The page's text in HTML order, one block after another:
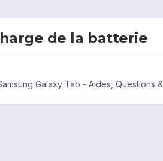
de la batterie
Galaxy Tab - Aides, Questions